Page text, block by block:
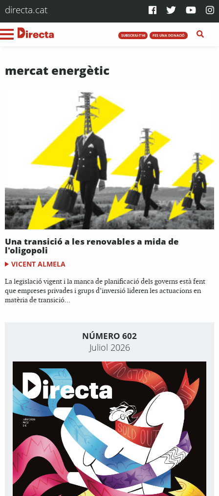
directa.cat
SUBSCRIU-T'HI FES UNA DONACIÓ
mercat energètic
Una transició a les renovables a mida de
l'oligopoli
VICENT ALMELA
La legislació vigent i la manca de planificació dels governs està fent
que empreses privades i grups d’inversió lideren les actuacions en
matèria de transició...
NÚMERO 602
Juliol 2026